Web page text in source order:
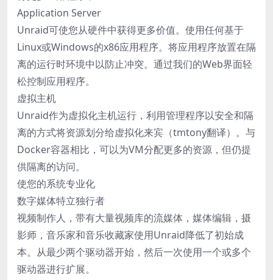
Application Server
Unraid可使您从硬件中获得更多价值。使用任何基于
Linux或Windows的x86应用程序。将应用程序放置在隔
离的运行时环境中以防止冲突。通过我们的Web界面轻
松控制应用程序。
虚拟主机
Unraid作为虚拟化主机运行，利用管理程序以安全和隔
离的方式将资源划分给虚拟化来宾（tmtony翻译）。与
Docker容器相比，可以为VM分配更多的资源，但仍提
供隔离的访问。
使您的系统专业化
数字媒体特立独行者
视频制作人，带有大量视频库的流媒体，媒体编辑，摄
影师，音乐家和音乐收藏家使用Unraid降低了初始成
本。从最少两个驱动器开始，然后一次使用一个或多个
驱动器进行扩展。